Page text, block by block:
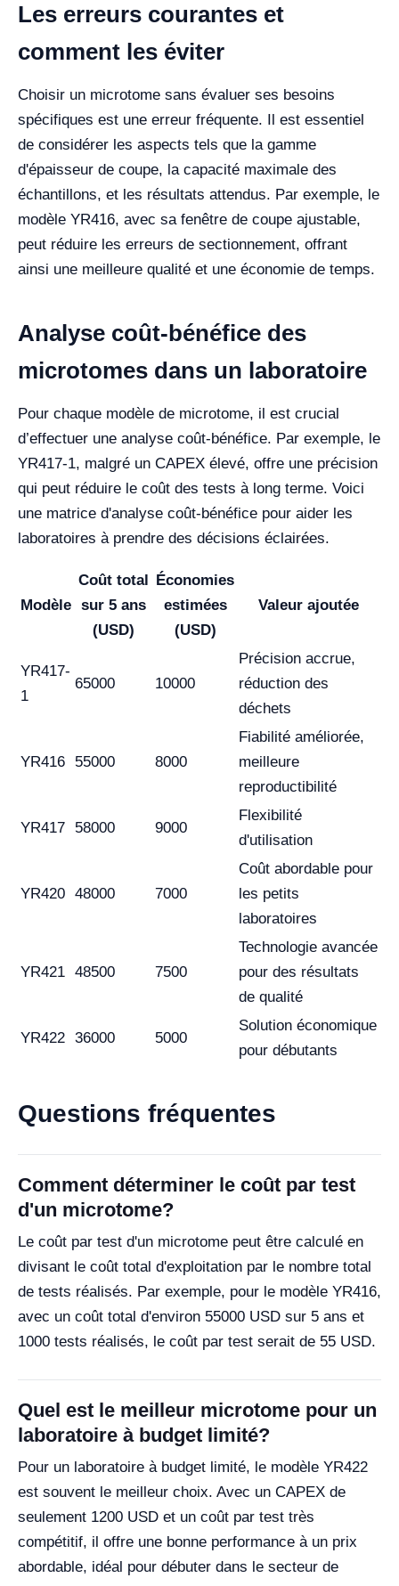
Les erreurs courantes et
comment les éviter
Choisir un microtome sans évaluer ses besoins
spécifiques est une erreur fréquente. Il est essentiel
de considérer les aspects tels que la gamme
d'épaisseur de coupe, la capacité maximale des
échantillons, et les résultats attendus. Par exemple, le
modèle YR416, avec sa fenêtre de coupe ajustable,
peut réduire les erreurs de sectionnement, offrant
ainsi une meilleure qualité et une économie de temps.
Analyse coût-bénéfice des
microtomes dans un laboratoire
Pour chaque modèle de microtome, il est crucial
d’effectuer une analyse coût-bénéfice. Par exemple, le
YR417-1, malgré un CAPEX élevé, offre une précision
qui peut réduire le coût des tests à long terme. Voici
une matrice d'analyse coût-bénéfice pour aider les
laboratoires à prendre des décisions éclairées.
Modèle
Coût total
sur 5 ans
(USD)
Économies
estimées
(USD)
Valeur ajoutée
YR417-
1
65000 10000
Précision accrue,
réduction des
déchets
YR416 55000 8000
Fiabilité améliorée,
meilleure
reproductibilité
YR417 58000 9000
Flexibilité
d'utilisation
YR420 48000 7000
Coût abordable pour
les petits
laboratoires
YR421 48500 7500
Technologie avancée
pour des résultats
de qualité
YR422 36000 5000
Solution économique
pour débutants
Questions fréquentes
Comment déterminer le coût par test
d'un microtome?
Le coût par test d'un microtome peut être calculé en
divisant le coût total d'exploitation par le nombre total
de tests réalisés. Par exemple, pour le modèle YR416,
avec un coût total d'environ 55000 USD sur 5 ans et
1000 tests réalisés, le coût par test serait de 55 USD.
Quel est le meilleur microtome pour un
laboratoire à budget limité?
Pour un laboratoire à budget limité, le modèle YR422
est souvent le meilleur choix. Avec un CAPEX de
seulement 1200 USD et un coût par test très
compétitif, il offre une bonne performance à un prix
abordable, idéal pour débuter dans le secteur de